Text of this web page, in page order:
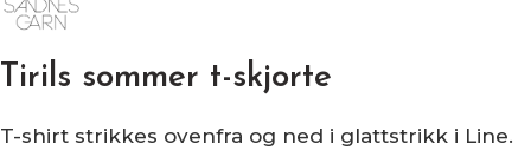
Tirils sommer t-skjorte
T-shirt strikkes ovenfra og ned i glattstrikk i Line.